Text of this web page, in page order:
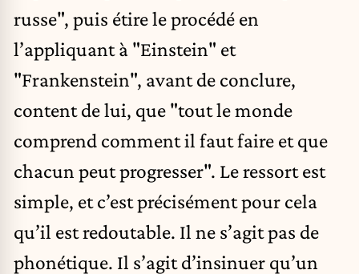
russe", puis étire le procédé en
l’appliquant à "Einstein" et
"Frankenstein", avant de conclure,
content de lui, que "tout le monde
comprend comment il faut faire et que
chacun peut progresser". Le ressort est
simple, et c’est précisément pour cela
qu’il est redoutable. Il ne s’agit pas de
phonétique. Il s’agit d’insinuer qu’un